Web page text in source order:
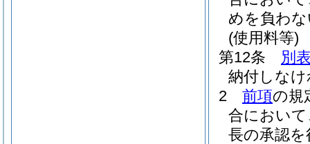
めを負わ
(使用料等)
第12条
別
納付しな
2
前項の規
合において
長の承認